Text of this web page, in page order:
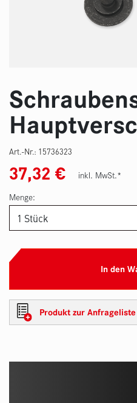
Art.-Nr.: 15736323
37,32 €
inkl. MwSt.*
Menge:
In den
Produkt zur